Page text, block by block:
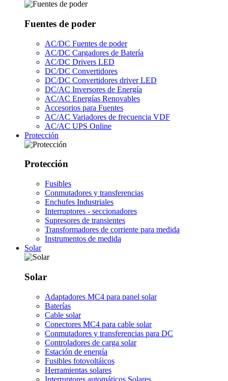
Fuentes de poder
AC/DC Fuentes de poder
AC/DC Cargadores de Batería
AC/DC Drivers LED
DC/DC Convertidores
DC/DC Convertidores driver LED
DC/AC Inversores de Energía
AC/AC Energías Renovables
Accesorios para Fuentes
AC/AC Variadores de frecuencia VDF
AC/AC UPS Online
Protección
Protección
Fusibles
Conmutadores y transferencias
Enchufes Industriales
Interruptores - seccionadores
Supresores de transientes
Transformadores de corriente para medida
Instrumentos de medida
Solar
Solar
Adaptadores MC4 para panel solar
Baterías
Cable solar
Conectores MC4 para cable solar
Conmutadores y transferencias para DC
Controladores de carga solar
Estación de energía
Fusibles fotovoltáicos
Herramientas solares
Interruptores automáticos Solares